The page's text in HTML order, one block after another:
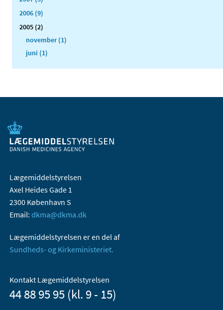
2006 (9)
2005 (2)
november (1)
juni (1)
Lægemiddelstyrelsen
Axel Heides Gade 1
2300 København S
Email: dkma@dkma.dk
Lægemiddelstyrelsen er en del af
Sundheds- og Kirkeministeriet.
Kontakt Lægemiddelstyrelsen
44 88 95 95 (kl. 9 - 15)